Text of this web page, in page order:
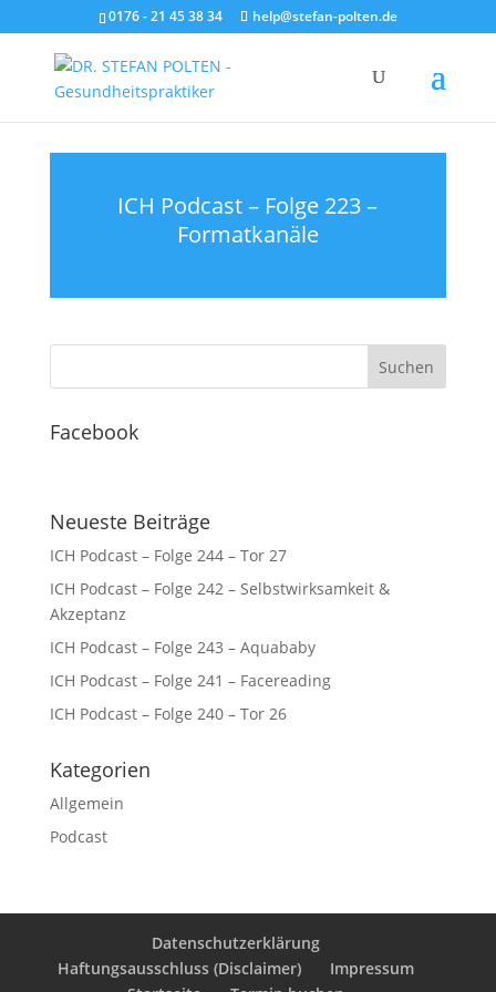
0176 - 21 45 38 34 help@stefan-polten.de
ICH Podcast – Folge 223 –
Formatkanäle
Facebook
Neueste Beiträge
ICH Podcast – Folge 244 – Tor 27
ICH Podcast – Folge 242 – Selbstwirksamkeit &
Akzeptanz
ICH Podcast – Folge 243 – Aquababy
ICH Podcast – Folge 241 – Facereading
ICH Podcast – Folge 240 – Tor 26
Kategorien
Allgemein
Podcast
Datenschutzerklärung
Haftungsausschluss (Disclaimer)
Impressum